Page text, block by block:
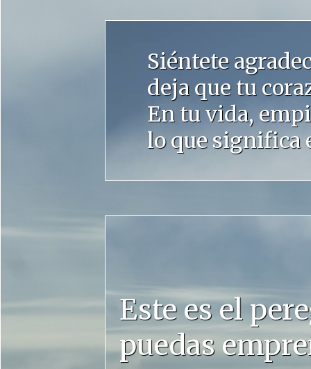
Siéntete
deja que tu
En tu vida,
lo que significa
Este es el
puedas